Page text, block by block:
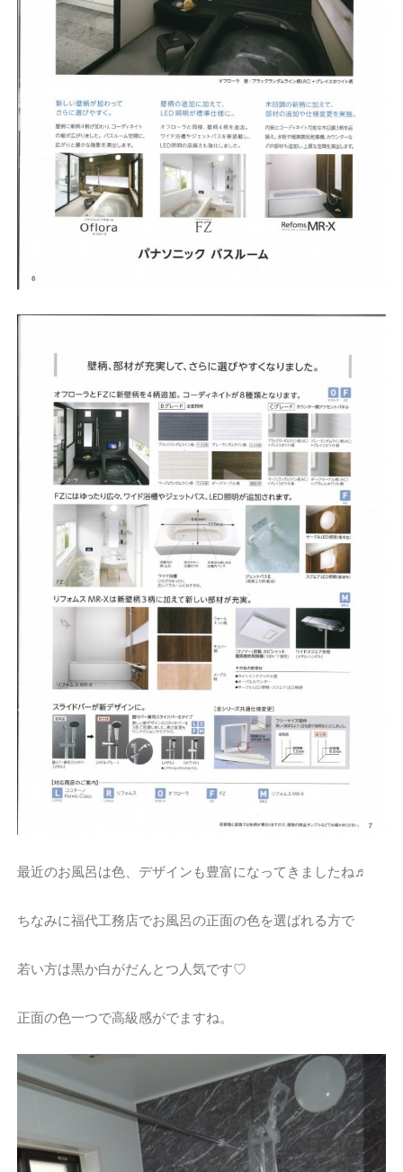
最近のお風呂は色、デザインも豊富になってきましたね♬
ちなみに福代工務店でお風呂の正面の色を選ばれる方で
若い方は黒か白がだんとつ人気です♡
正面の色一つで高級感がでますね。